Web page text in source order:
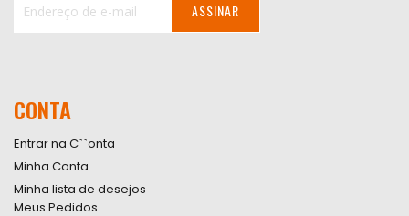
Newsletter:
ASSINAR
CONTA
Entrar na C``onta
Minha Conta
Minha lista de desejos
Meus Pedidos